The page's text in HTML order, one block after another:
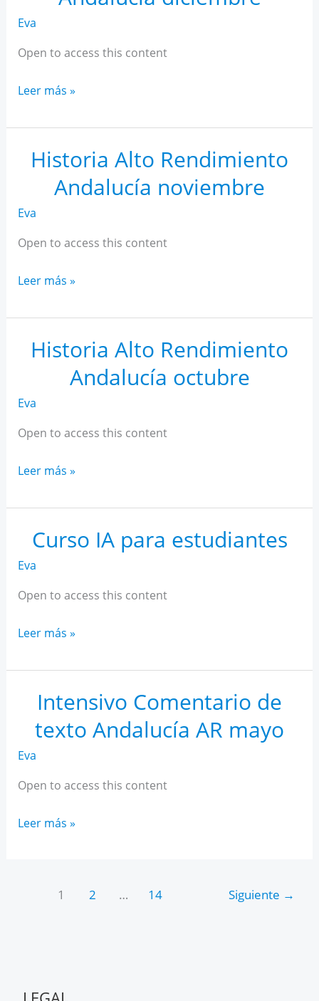
Eva
Open to access this content
Historia
Rendimiento
Andalucía
diciembre
Leer más »
Historia Alto Rendimiento
Andalucía noviembre
Eva
Open to access this content
Historia
Rendimiento
Andalucía
noviembre
Leer más »
Historia Alto Rendimiento
Andalucía octubre
Eva
Open to access this content
Historia
Rendimiento
Andalucía
octubre
Leer más »
Curso IA para estudiantes
Eva
Open to access this content
Curso
para
estudiantes
Leer más »
Intensivo Comentario de
texto Andalucía AR mayo
Eva
Open to access this content
Intensivo
Andalucía
Leer más »
1 2 … 14 Siguiente →